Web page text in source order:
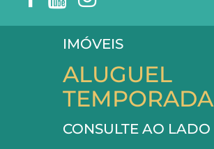
IMÓVEIS
ALUGUEL
TEMPORADA
CONSULTE AO LADO